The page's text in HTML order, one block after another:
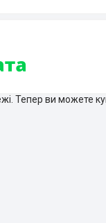
Тепер ви можете